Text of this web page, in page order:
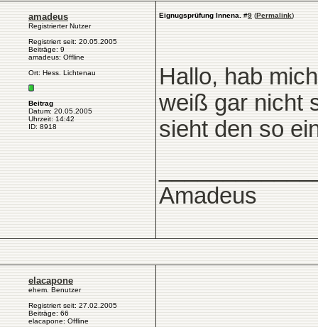
amadeus
Registrierter Nutzer
Registriert seit: 20.05.2005
Beiträge: 9
amadeus: Offline
Ort: Hess. Lichtenau
Beitrag
Datum: 20.05.2005
Uhrzeit: 14:42
ID: 8918
Eignugsprüfung Innena. #9 (Permalink)
Hallo, hab
weiß gar nicht
sieht den so
Amadeus
elacapone
ehem. Benutzer
Registriert seit: 27.02.2005
Beiträge: 66
elacapone: Offline